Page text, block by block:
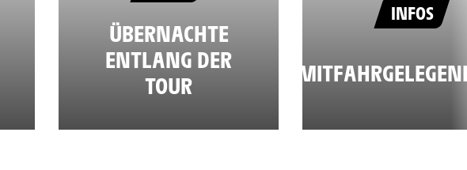
ÜBERNACHTE
ENTLANG DER
TOUR
INFOS